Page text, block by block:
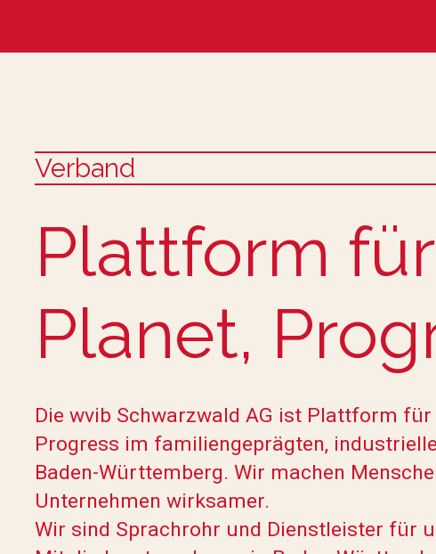
Verband
:
Plattform
Planet,
Die wvib Schwarzwald AG ist Plattform für
Progress im familien­geprägten,
Baden-Württemberg. Wir machen
Unternehmen wirksamer.
Wir sind Sprachrohr und Dienstleister für